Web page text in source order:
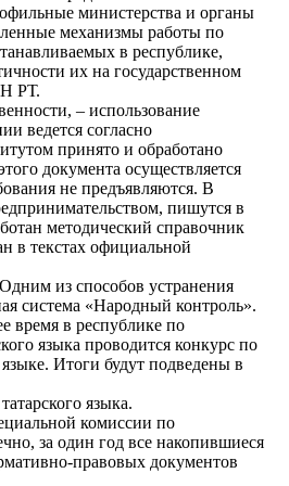
министерства и органы
механизмы работы по
в республике,
их на государственном
РТ.
– использование
ведется согласно
принято и обработано
документа осуществляется
не предъявляются. В
пишутся в
методический справочник
в текстах официальной
из способов устранения
система «Народный контроль».
время в республике по
языка проводится конкурс по
Итоги будут подведены в
языка.
комиссии по
за один год все накопившиеся
правовых документов